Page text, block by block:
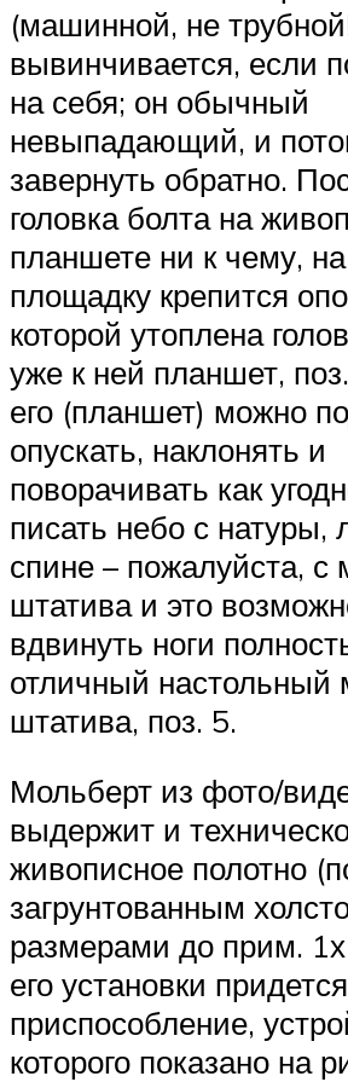
(машинной, не
вывинчивается, если
на себя; он обычный
невыпадающий, и
завернуть обратно.
головка болта на
планшете ни к чему,
площадку крепится
которой утоплена
уже к ней планшет,
его (планшет) можно
опускать, наклонять и
поворачивать как
писать небо с натуры,
спине – пожалуйста, с
штатива и это
вдвинуть ноги
отличный настольный
штатива, поз. 5.
Мольберт из фото/
выдержит и
живописное полотно
загрунтованным
размерами до прим.
его установки
приспособление,
которого показано на